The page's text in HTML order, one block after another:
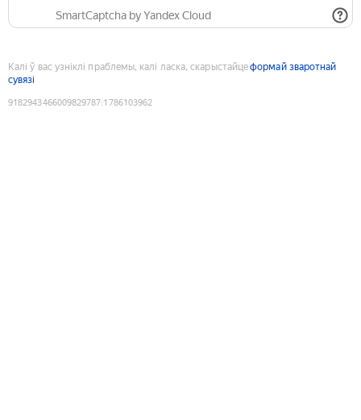
SmartCaptcha by Yandex Cloud
Калі ў вас узніклі праблемы, калі ласка, скарыстайцеформай зваротнай
сувязі
9182943466009829787:1786103962